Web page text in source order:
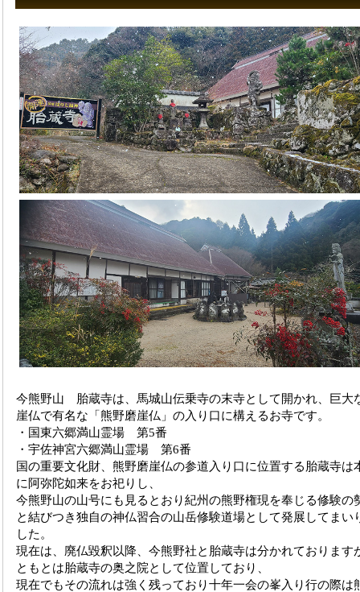
今熊野山 胎蔵寺は、馬城山伝乗寺の末寺として開かれ、巨大
崖仏で有名な「熊野磨崖仏」の入り口に構えるお寺です。
・国東六郷満山霊場 第5番
・宇佐神宮六郷満山霊場 第6番
国の重要文化財、熊野磨崖仏の参道入り口に位置する胎蔵寺は
に阿弥陀如来をお祀りし、
今熊野山の山号にも見るとおり紀州の熊野権現を奉じる修験の
と結びつき独自の神仏習合の山岳修験道場として発展してまい
した。
現在は、廃仏毀釈以降、今熊野社と胎蔵寺は分かれております
ともとは胎蔵寺の奥之院として位置しており、
現在でもその流れは強く残っており十年一会の峯入り行の際は